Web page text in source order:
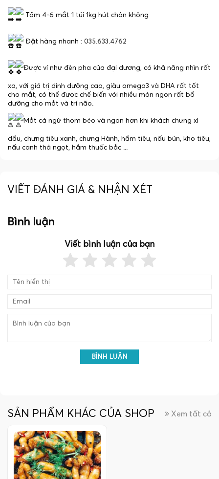
Tầm 4-6 mắt 1 túi 1kg hút chân không
Đặt hàng nhanh : 035.633.4762
Được ví như đèn pha của đại dương, có khả năng nhìn rất
xa, với giá trị dinh dưỡng cao, giàu omega3 và DHA rất tốt
cho mắt, có thể được chế biến với nhiều món ngon rất bổ
dưỡng cho mắt và trí não.
Mắt cá ngừ thơm béo và ngon hơn khi khách chưng xì
dầu, chưng tiêu xanh, chưng Hành, hầm tiêu, nấu bún, kho tiêu,
nấu canh thả ngọt, hầm thuốc bắc ...
VIẾT ĐÁNH GIÁ & NHẬN XÉT
Bình luận
Viết bình luận của bạn
BÌNH LUẬN
SẢN PHẨM KHÁC CỦA SHOP Xem tất cả